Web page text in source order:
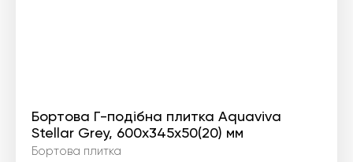
Бортова Г-подібна плитка Aquaviva
Stellar Grey, 600x345x50(20) мм
Бортова плитка